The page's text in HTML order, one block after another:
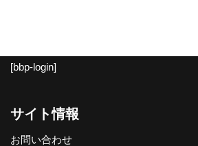
[bbp-login]
サイト情報
お問い合わせ